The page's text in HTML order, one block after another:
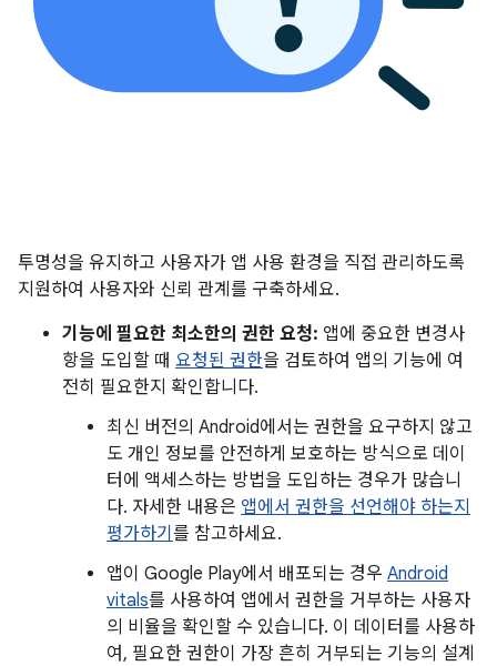
투명성을 유지하고 사용자가 앱 사용 환경을 직접 관리하도록
지원하여 사용자와 신뢰 관계를 구축하세요.
기능에 필요한 최소한의 권한 요청: 앱에 중요한 변경사
항을 도입할 때 요청된 권한을 검토하여 앱의 기능에 여
전히 필요한지 확인합니다.
최신 버전의 Android에서는 권한을 요구하지 않고
도 개인 정보를 안전하게 보호하는 방식으로 데이
터에 액세스하는 방법을 도입하는 경우가 많습니
다. 자세한 내용은 앱에서 권한을 선언해야 하는지
평가하기 를 참고하세요.
앱이 Google Play에서 배포되는 경우 Android
vitals를 사용하여 앱에서 권한을 거부하는 사용자
의 비율을 확인할 수 있습니다. 이 데이터를 사용하
여, 필요한 권한이 가장 흔히 거부되는 기능의 설계